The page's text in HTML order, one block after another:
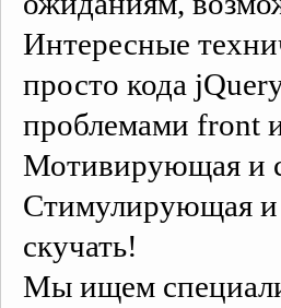
Интересные
просто кода
проблемами front
Мотивирующая и
Стимулирующая и
скучать!
Мы ищем